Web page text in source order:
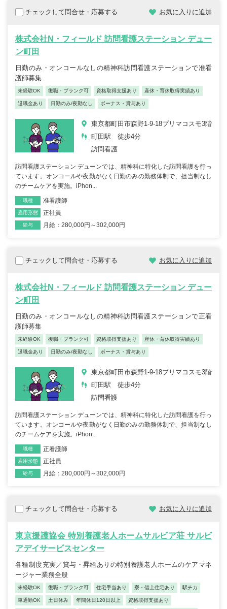
チェックして問合せ・応募する お気に入りに追加
株式会社N・フィールド 訪問看護ステーション デュー
ン町田
日勤のみ・オンコールなしの精神科訪問看護ステーションで准看
護師募集
未経験OK 復職・ブランク可 資格取得支援あり 産休・育休取得実績あり
退職金あり 日勤のみ/夜勤なし ボーナス・賞与あり
東京都町田市森野1-9-18プリマコスモ3階
町田駅 徒歩4分
訪問看護
訪問看護ステーション デューンでは、精神科に特化した訪問看護を行っ
ています。オンコールや夜勤がなく日勤のみの勤務体制で、担当制なし
のチームケアを実施。iPhon...
職種 准看護師
雇用形態 正社員
給与 月給：280,000円～302,000円
チェックして問合せ・応募する お気に入りに追加
株式会社N・フィールド 訪問看護ステーション デュー
ン町田
日勤のみ・オンコールなしの精神科訪問看護ステーションで正看
護師募集
未経験OK 復職・ブランク可 資格取得支援あり 産休・育休取得実績あり
退職金あり 日勤のみ/夜勤なし ボーナス・賞与あり
東京都町田市森野1-9-18プリマコスモ3階
町田駅 徒歩4分
訪問看護
訪問看護ステーション デューンでは、精神科に特化した訪問看護を行っ
ています。オンコールや夜勤がなく日勤のみの勤務体制で、担当制なし
のチームケアを実施。iPhon...
職種 正看護師
雇用形態 正社員
給与 月給：280,000円～302,000円
チェックして問合せ・応募する お気に入りに追加
東京援護協会 特別養護老人ホームサルビア荘 サルビ
アデイサービスセンター
各種制度充実／賞与・昇給ありの特別養護老人ホームのケアマネ
ージャー業務全般
未経験OK 復職・ブランク可 住宅手当あり 寮・借上住宅あり 駅チカ
車通勤OK 土日休み 年間休日120日以上 資格取得支援あり